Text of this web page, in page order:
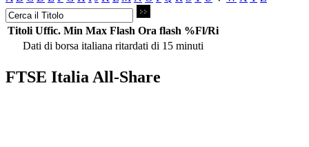
Titoli Uffic. Min Max Flash Ora flash %Fl/Ri
Dati di borsa italiana ritardati di 15 minuti
FTSE Italia All-Share